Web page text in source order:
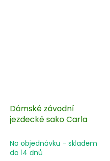
Dámské závodní
jezdecké sako Carla
Na objednávku - skladem
do 14 dnů